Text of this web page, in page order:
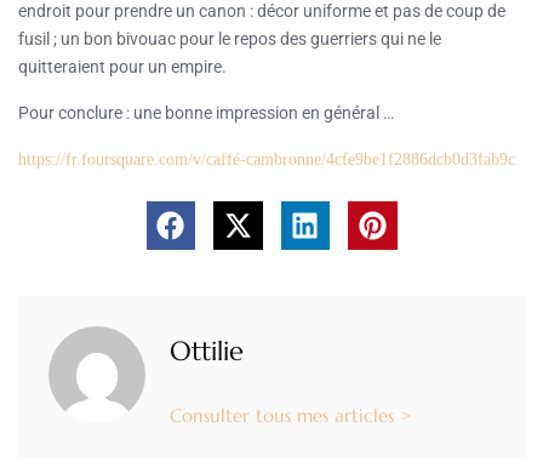
endroit pour prendre un canon : décor uniforme et pas de coup de
fusil ; un bon bivouac pour le repos des guerriers qui ne le
quitteraient pour un empire.
Pour conclure : une bonne impression en général …
https://fr.foursquare.com/v/caffé-cambronne/4cfe9be1f2886dcb0d3fab9c
Ottilie
Consulter tous mes articles >